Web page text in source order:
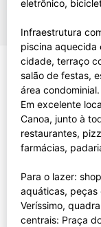
eletrônico,
Infraestrutura
piscina aquecida
cidade, terraço
salão de festas,
área condominial.
Em excelente
Canoa, junto à
restaurantes,
farmácias,
Para o lazer:
aquáticas, peças
Veríssimo,
centrais: Praça